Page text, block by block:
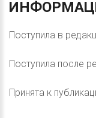
Поступила в
Поступила после
Принята к